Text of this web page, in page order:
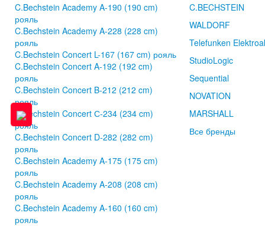
C.Bechstein Academy A-190 (190 cm)
рояль
C.Bechstein Academy A-228 (228 cm)
рояль
C.Bechstein Concert L-167 (167 cm) рояль
C.Bechstein Concert A-192 (192 cm)
рояль
C.Bechstein Concert B-212 (212 cm)
рояль
C.Bechstein Concert С-234 (234 cm)
рояль
C.Bechstein Concert D-282 (282 cm)
рояль
C.Bechstein Academy A-175 (175 cm)
рояль
C.Bechstein Academy A-208 (208 cm)
рояль
C.Bechstein Academy A-160 (160 cm)
рояль
C.BECHSTEIN
WALDORF
Telefunken
StudioLogic
Sequential
NOVATION
MARSHALL
Все бренды